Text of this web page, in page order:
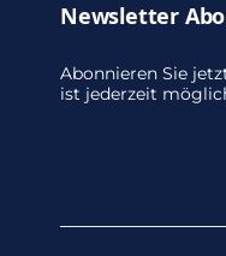
Newsletter
Abonnieren Sie
ist jederzeit